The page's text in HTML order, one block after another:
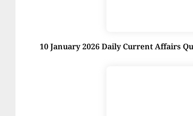
10 January 2026 Daily Current Affairs